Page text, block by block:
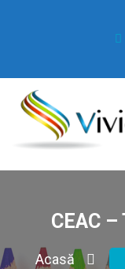
CEAC
Acasă